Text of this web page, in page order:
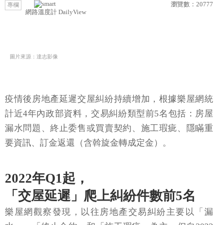
專欄
網路溫度計 DailyView
瀏覽數： 20777
圖片來源：達志影像
疫情後房地產延遲交屋糾紛持續增加，根據樂屋網統
計近4年內政部資料，交易糾紛類型前5名包括：房屋
漏水問題、終止委售或買賣契約、施工瑕疵、隱瞞重
要資訊、訂金返還（含斡旋金轉成定金）。
2022年Q1起，
「交屋延遲」爬上糾紛件數前5名
樂屋網觀察發現，以往房地產交易糾紛主要以「漏